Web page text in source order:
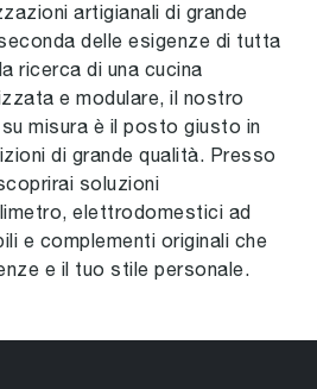
artigianali di grande
delle esigenze di tutta
ricerca di una cucina
e modulare, il nostro
misura è il posto giusto in
di grande qualità. Presso
soluzioni
elettrodomestici ad
e complementi originali che
e il tuo stile personale.